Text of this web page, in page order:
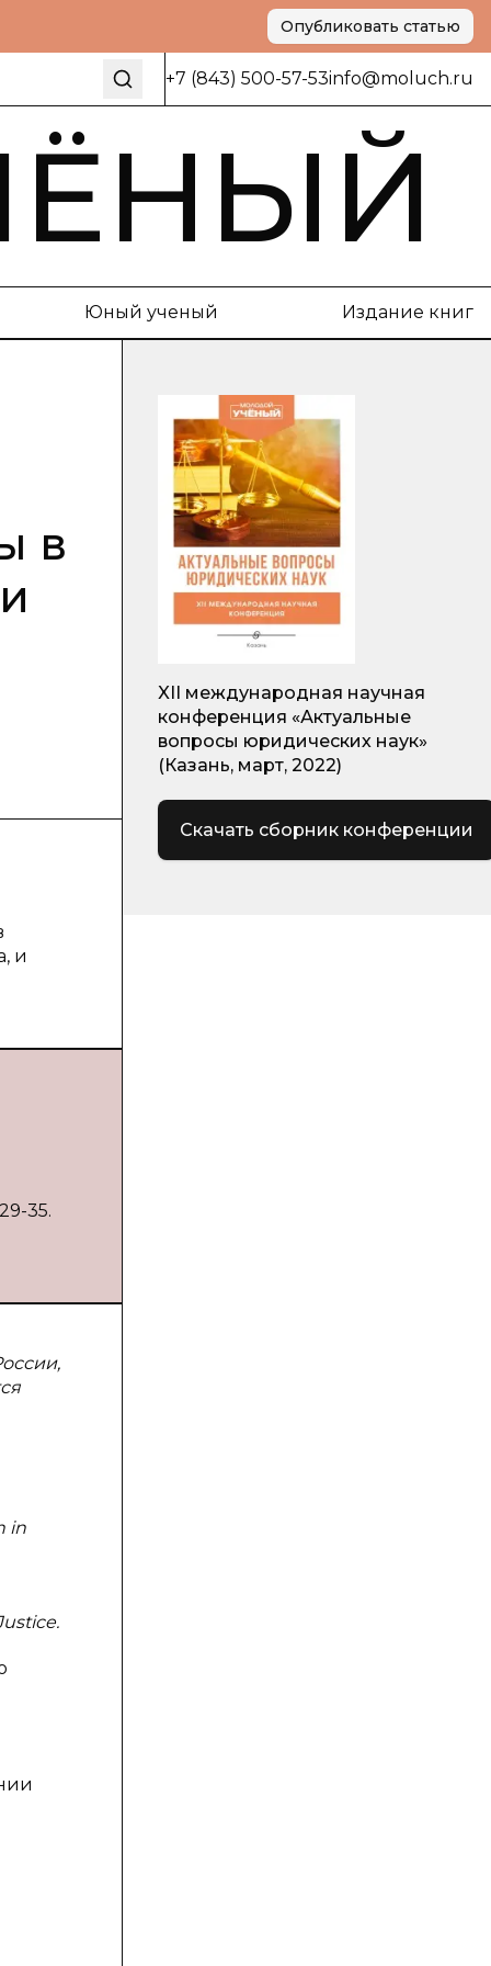
Опубликовать статью
+7 (843) 500-57-53info@moluch.ru
Юный ученый Издание книг
в
и
35.
in
XII международная научная
конференция «Актуальные
вопросы юридических наук»
(Казань, март, 2022)
Скачать сборник конференции